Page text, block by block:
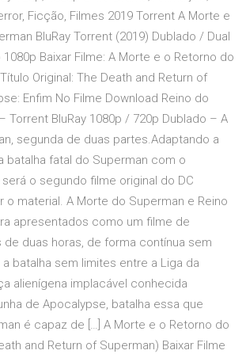
Ficção, Filmes 2019 Torrent A Morte e
BluRay Torrent (2019) Dublado / Dual
1080p Baixar Filme: A Morte e o Retorno do
Original: The Death and Return of
Enfim No Filme Download Reino do
Torrent BluRay 1080p / 720p Dublado – A
segunda de duas partes.Adaptando a
batalha fatal do Superman com o
o segundo filme original do DC
o material. A Morte do Superman e Reino
apresentados como um filme de
de duas horas, de forma contínua sem
batalha sem limites entre a Liga da
alienígena implacável conhecida
de Apocalypse, batalha essa que
é capaz de […] A Morte e o Retorno do
and Return of Superman) Baixar Filme